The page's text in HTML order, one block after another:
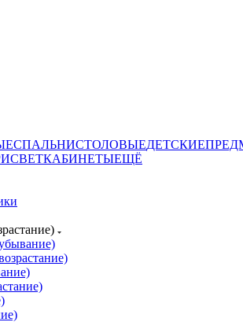
СПАЛЬНИСТОЛОВЫЕДЕТСКИЕ
СВЕТКАБИНЕТЫЕЩЁ